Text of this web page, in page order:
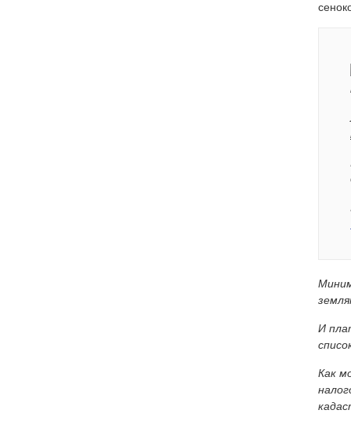
И
Как